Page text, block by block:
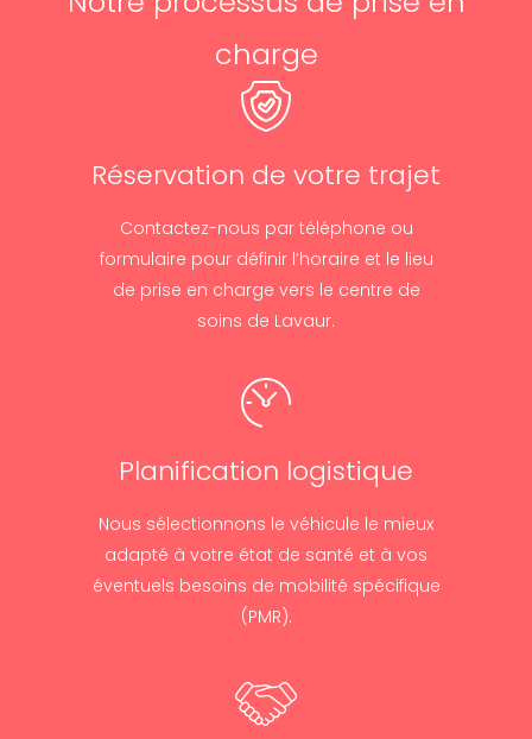
charge
Réservation de votre trajet
Contactez-nous par téléphone ou
formulaire pour définir l’horaire et le lieu
de prise en charge vers le centre de
soins de Lavaur.
Planification logistique
Nous sélectionnons le véhicule le mieux
adapté à votre état de santé et à vos
éventuels besoins de mobilité spécifique
(PMR).